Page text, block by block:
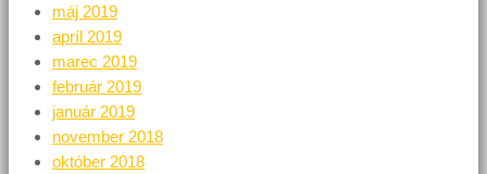
máj 2019
apríl 2019
marec 2019
február 2019
január 2019
november 2018
október 2018